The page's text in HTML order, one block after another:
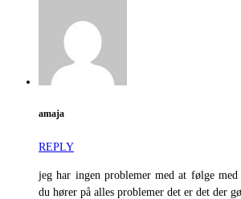
amaja
REPLY
jeg har ingen problemer med at følge
du hører på alles problemer det er det der